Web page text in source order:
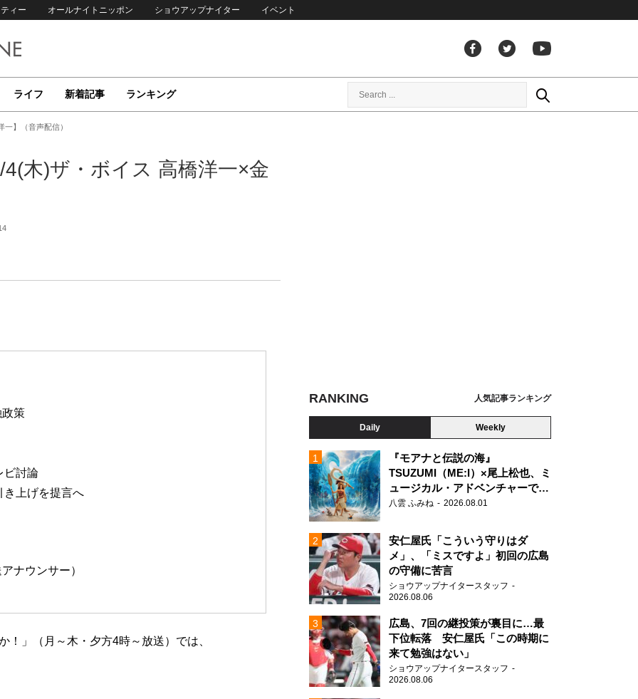
ィー オールナイトニッポン ショウアップナイター イベント
ライフ 新着記事 ランキング
】（音声配信）
木)ザ・ボイス 高橋洋一×金
策
ビ討論
き上げを提言へ
ナウンサー）
」（月～木・夕方4時～放送）では、
RANKING 人気記事ランキング
Daily Weekly
『モアナと伝説の海』
TSUZUMI（ME:I）×尾上松也、ミ
ュージカル・アドベンチャーで美
声を響かせる
八雲 ふみね 2026.08.01
安仁屋氏「こういう守りはダ
メ」、「ミスですよ」初回の広島
の守備に苦言
ショウアップナイタースタッフ
2026.08.06
広島、7回の継投策が裏目に…最
下位転落 安仁屋氏「この時期に
来て勉強はない」
ショウアップナイタースタッフ
2026.08.06